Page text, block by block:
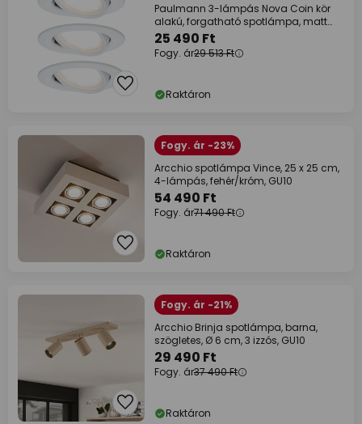
Paulmann 3-lámpás Nova Coin kör
alakú, forgatható spotlámpa, matt
fehér
25 490 Ft
Fogy. ár29 513 Ft
Raktáron
Fogy. ár -23%
Arcchio spotlámpa Vince, 25 x 25 cm,
4-lámpás, fehér/króm, GU10
54 490 Ft
Fogy. ár71 490 Ft
Raktáron
Fogy. ár -21%
Arcchio Brinja spotlámpa, barna,
szögletes, Ø 6 cm, 3 izzós, GU10
29 490 Ft
Fogy. ár37 490 Ft
Raktáron